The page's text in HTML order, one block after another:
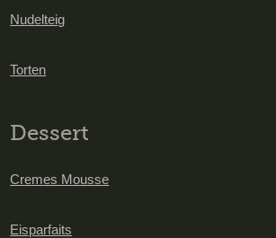
Nudelteig
Torten
Dessert
Cremes Mousse
Eisparfaits